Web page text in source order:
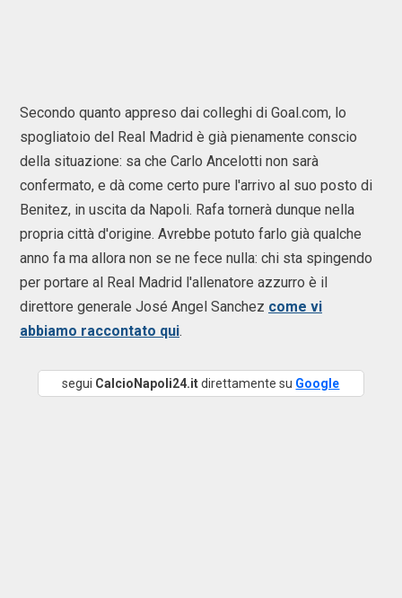
Secondo quanto appreso dai colleghi di Goal.com, lo
spogliatoio del Real Madrid è già pienamente conscio
della situazione: sa che Carlo Ancelotti non sarà
confermato, e dà come certo pure l'arrivo al suo posto di
Benitez, in uscita da Napoli. Rafa tornerà dunque nella
propria città d'origine. Avrebbe potuto farlo già qualche
anno fa ma allora non se ne fece nulla: chi sta spingendo
per portare al Real Madrid l'allenatore azzurro è il
direttore generale José Angel Sanchez come vi
abbiamo raccontato qui.
segui CalcioNapoli24.itdirettamente su Google